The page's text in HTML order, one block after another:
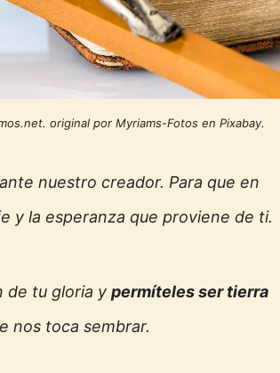
original por Myriams-Fotos en Pixabay.
nuestro creador. Para que en
y la esperanza que proviene de ti.
de tu gloria y permíteles ser tierra
nos toca sembrar.